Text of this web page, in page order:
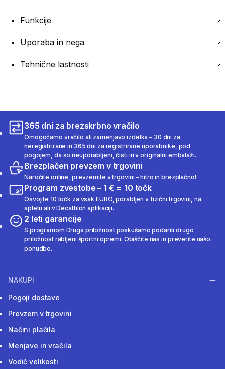
Funkcije
Uporaba in nega
Tehnične lastnosti
365 dni za brezskrbno vračilo
Omogočamo vračilo ali zamenjavo izdelka – 30 dni za
neregistrirane in 365 dni za registrirane uporabnike, pod
pogojem, da so neuporabljeni, čisti in v originalni embalaži.
Brezplačen prevzem v trgovini
Naročite online, prevzemite v trgovini – hitro in brezplačno!
Program zvestobe – 1 € = 10 točk
Osvojite 10 točk za vsak EURO, porabljen v fizični trgovini, na
spletu ali v Decathlon aplikaciji.
2 leti garancije
S programom Druga priložnost poskušamo podariti drugo
priložnost rabljeni športni opremi. Obiščite nas in preverite našo
ponudbo.
NAKUPI
Pogoji dostave
Prevzem v trgovini
Načini plačila
Menjave in vračila
Vodič velikosti